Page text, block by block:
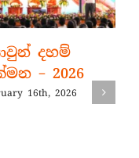
දහම්
– 2026
16th, 2026